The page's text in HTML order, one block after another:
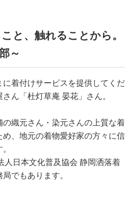
と、触れることから。
～
着付けサービスを提供してくだ
ん「杜灯草庵 晏花」さん。
織元さん・染元さんの上質な着
、地元の着物愛好家の方々に信
人日本文化普及協会 静岡洒落着
でもあります。